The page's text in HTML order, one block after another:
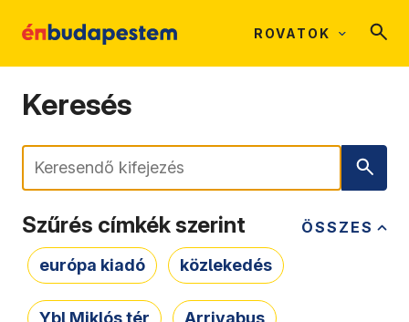
ROVATOK
Keresés
Keresés
ÖSSZES
Szűrés címkék szerint
európa kiadó közlekedés
Ybl Miklós tér Arrivabus